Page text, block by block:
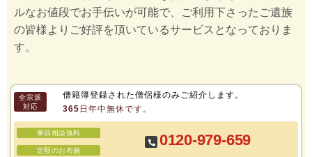
ルなお値段でお手伝いが可能で、ご利用下さったご遺族
の皆様よりご好評を頂いているサービスとなっておりま
す。
全宗派
対応
僧籍簿登録された僧侶様のみご紹介します。
365日年中無休です。
事前相談無料
定額のお布施
0120-979-659